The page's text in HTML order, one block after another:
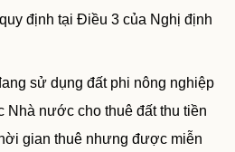
định tại Điều 3 của Nghị định
sử dụng đất phi nông nghiệp
Nhà nước cho thuê đất thu tiền
gian thuê nhưng được miễn